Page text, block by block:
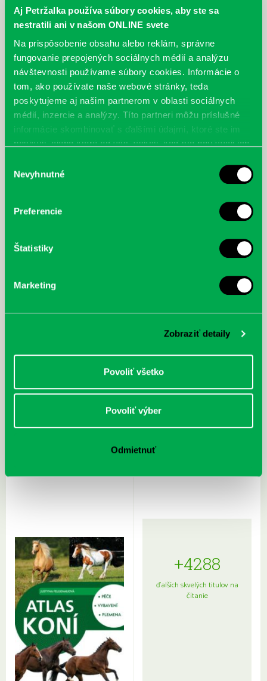
Aj Petržalka používa súbory cookies, aby ste sa
nestratili ani v našom ONLINE svete
Na prispôsobenie obsahu alebo reklám, správne
fungovanie prepojených sociálnych médií a analýzu
návštevnosti používame súbory cookies. Informácie o
tom, ako používate naše webové stránky, teda
poskytujeme aj našim partnerom v oblasti sociálnych
médií, inzercie a analýzy. Títo partneri môžu príslušné
informácie skombinovať s ďalšími údajmi, ktoré ste im
poskytli, alebo ktoré od vás získali, keď ste používali ich
súhlasu
Nevyhnutné
Preferencie
Štatistiky
Marketing
Zobraziť detaily
Povoliť všetko
Povoliť výber
Odmietnuť
cyklistu modernej doby:
Rudź, Przemyslaw: Atlas hviezd:
Hardy, Paula: Japonsko na tanieri:
+4288
ďalších skvelých titulov na
čítanie